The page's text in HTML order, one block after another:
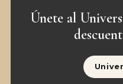
Únete al